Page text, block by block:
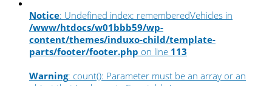
Notice: Undefined index: rememberedVehicles in
/www/htdocs/w01bbb59/wp-
content/themes/induxo-child/template-
parts/footer/footer.php on line 113
Warning: count(): Parameter must be an array or an